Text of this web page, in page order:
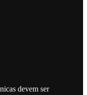
devem ser